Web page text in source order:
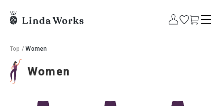
Top /Women
Women